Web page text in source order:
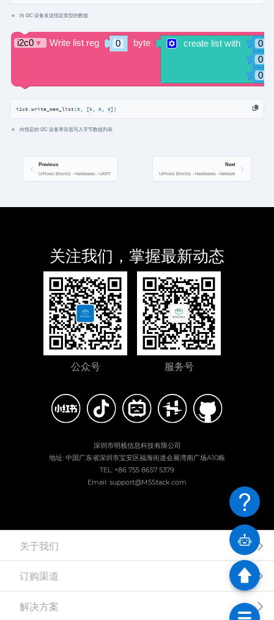
向 I2C 设备发送指定类型的数据
i2c0.write_mem_list(0 , [0 , 0 , 0])
向指定的 I2C 设备寄存器写入字节数据列表
Previous
UiFlow1 Blockly - Hardwares - UART
Next
UiFlow1 Blockly - Hardwares - Network
关注我们，掌握最新动态
公众号 服务号
深圳市明栈信息科技有限公司
地址: 中国广东省深圳市宝安区福海街道会展湾南广场A10栋
TEL: +86 755 8657 5379
Email: support@M5Stack.com
关于我们
订购渠道
解决方案